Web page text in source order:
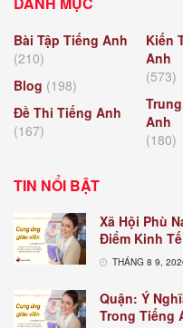
Bài Tập Tiếng Anh
(210)
Blog (198)
Đề Thi Tiếng Anh
(167)
Kiến
Anh
(573)
Anh
(180)
TIN NỔI BẬT
Xã Hội Phù
Điểm Kinh Tế
THÁNG 8 9,
Quận: Ý
Trong Tiếng